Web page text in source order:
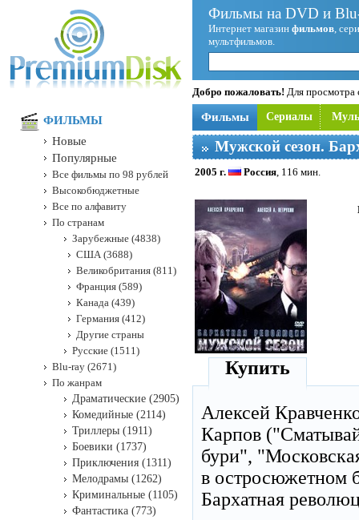
Фильмы на DVD и
Интернет магазин фильмов,
мультфильмов.
Добро пожаловать! Для просмотра
Фильмы Сериалы
Мужской сезон.
2005 г. Россия, 116 мин.
Купить
Алексей
Карпов
бури",
в остросюжетном
Бархатная
ФИЛЬМЫ
Новые
Популярные
Все фильмы по 98 рублей
Высокобюджетные
Все по алфавиту
По странам
Зарубежные (4838)
США (3688)
Великобритания (811)
Франция (589)
Канада (439)
Германия (412)
Другие страны
Русские (1511)
Blu-ray (2671)
По жанрам
Драматические (2905)
Комедийные (2114)
Триллеры (1911)
Боевики (1737)
Приключения (1311)
Мелодрамы (1262)
Криминальные (1105)
Фантастика (773)